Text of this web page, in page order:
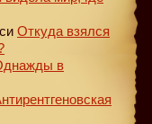
Откуда взялся
в